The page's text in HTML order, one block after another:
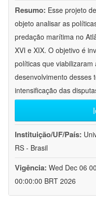
Resumo: Esse projeto
objeto analisar as
predação marítima no
XVI e XIX. O objetivo é
políticas que viabilizaram
desenvolvimento desses
intensificação das
Instituição/UF/País:
RS - Brasil
Vigência: Wed Dec 06
00:00:00 BRT 2026